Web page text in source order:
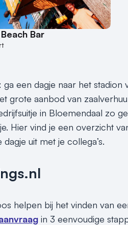
Bar
een dagje naar het stadion
grote aanbod van
in Bloemendaal zo
Hier vind je een overzicht
uit met je collega’s.
helpen bij het vinden van
in 3 eenvoudige